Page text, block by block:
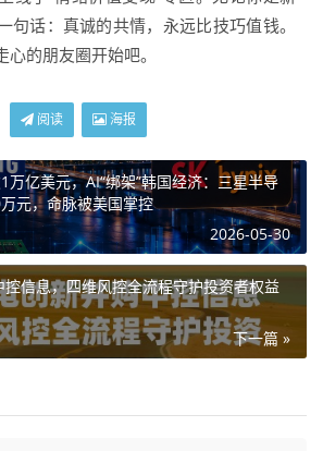
句话：真诚的共情，永远比技巧值钱。
的朋友圈开始吧。
阅读 海报
万亿美元，AI“绑架”韩国经济：三星半导
元，命脉被美国掌控
2026-05-30
信息，四维风控全流程守护投资者权益
下一篇 »